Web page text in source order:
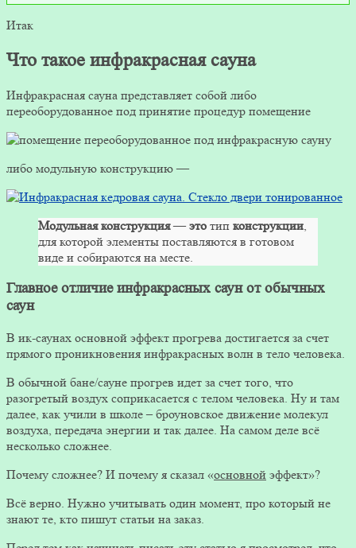
Итак
Что такое инфракрасная сауна
Инфракрасная сауна представляет собой либо
переоборудованное под принятие процедур помещение
либо модульную конструкцию —
Модульная конструкция—это тип конструкции
для которой элементы поставляются в готовом
виде и собираются на месте.
Главное отличие инфракрасных саун от обычных
саун
В ик-саунах основной эффект прогрева достигается за счет
прямого проникновения инфракрасных волн в тело человека.
В обычной бане/сауне прогрев идет за счет того, что
разогретый воздух соприкасается с телом человека. Ну и там
далее, как учили в школе – броуновское движение молекул
воздуха, передача энергии и так далее. На самом деле всё
несколько сложнее.
Почему сложнее? И почему я сказал «основной эффект»?
Всё верно. Нужно учитывать один момент, про который не
знают те, кто пишут статьи на заказ.